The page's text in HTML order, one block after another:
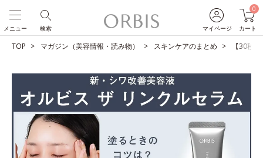
マイページ
0
カート
検索
メニュー
TOP マガジン（美容情報・読み物） スキンケアのまとめ 【30秒